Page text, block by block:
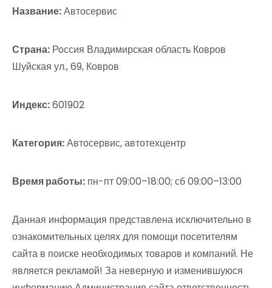
Название:Автосервис
Страна: Россия Владимирская область Ковров
Шуйская ул., 69, Ковров
Индекс:601902
Категория:Автосервис, автотехцентр
Время работы: пн-пт 09:00–18:00; сб 09:00–13:00
Данная информация представлена исключительно в
ознакомительных целях для помощи посетителям
сайта в поиске необходимых товаров и компаний. Не
является рекламой! За неверную и изменившуюся